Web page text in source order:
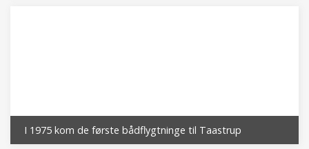
I 1975 kom de første bådflygtninge til Taastrup